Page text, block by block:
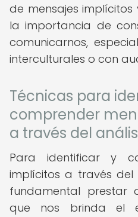
de mensajes implícitos
la importancia de
comunicarnos,
interculturales o con
Técnicas para
comprender
a través del
Para identificar y
implícitos a través del
fundamental prestar
que nos brinda el